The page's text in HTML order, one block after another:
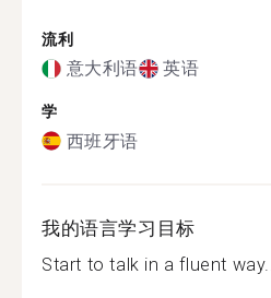
流利
意大利语 英语
学
西班牙语
我的语言学习目标
Start to talk in a fluent way...